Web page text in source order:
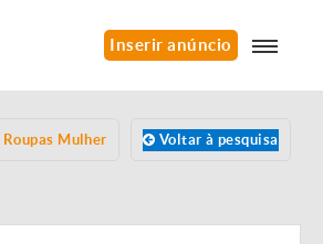
Inserir anúncio
Roupas Mulher Voltar à pesquisa